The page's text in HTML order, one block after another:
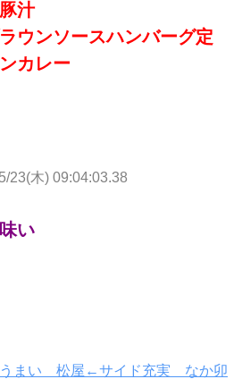
汁
ウンソースハンバーグ定
カレー
23(木) 09:04:03.38
い
まい 松屋←サイド充実 なか卯